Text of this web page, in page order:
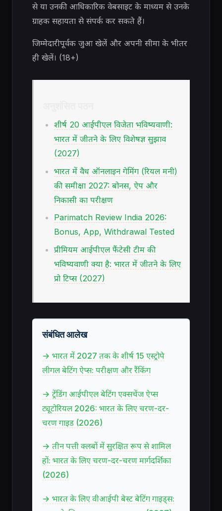
से या उनकी आधिकारिक वेबसाइट के माध्यम से उनके
ग्राहक सहायता से संपर्क कर सकते हैं।
जिम्मेदारीपूर्वक जुआ खेलें और अपनी सीमा के भीतर
ही खेलें। (18+)
शीर्ष 20 आईपीएल विजेता भविष्यवाणी:
भारत में जीतने के लिए विशेषज्ञ सुझाव
(2027)
भारत में वैध ऑनलाइन गेमिंग (रियल मनी)
की समीक्षा 2027: बोनस, ऐप और
निकासी का परीक्षण
Parimatch Review India 2026:
Bonus, App, Withdrawal Tested
प्रीमियम आईपीएल फैंटेसी टीम की
भविष्यवाणी क्या है: भारत में जीतने के लिए
प्रो टिप्स (2027)
संबंधित आलेख
→ भारत में 2027 तक के शीर्ष 15 एस्ट्रोपे
लीगल बेटिंग ऐप्स: परीक्षण और रैंकिंग
→ ट्रेंडिंग आईपीएल बेटिंग एक्सचेंज ऐप्स
ट्यूटोरियल 2026: भारत के लिए चरण-दर-
चरण गाइड (2026)
→ तीन पत्ती क्लबों में सुरक्षित रूप से शामिल
हों: भारत के लिए चरण-दर-चरण मार्गदर्शिका
(2026)
→ भारत के लिए वीआईपी बेस्ट बेटिंग गाइड्स: